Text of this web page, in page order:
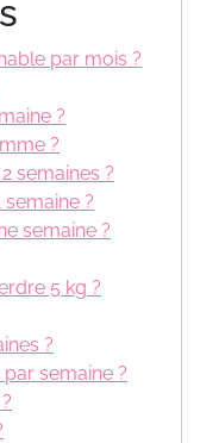
par mois ?
?
?
semaines ?
?
semaine ?
5 kg ?
?
semaine ?